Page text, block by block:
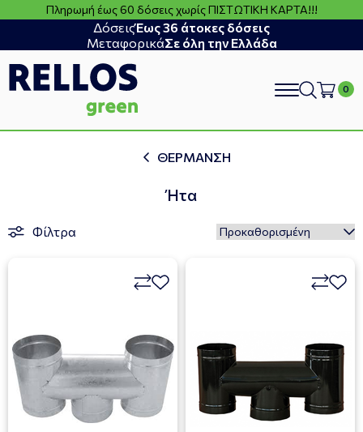
Πληρωμή έως 60 δόσεις χωρίς ΠΙΣΤΩΤΙΚΗ ΚΑΡΤΑ!!!
ΔόσειςΈως 36 άτοκες δόσεις
ΜεταφορικάΣε όλη την Ελλάδα
search
ΘΕΡΜΑΝΣΗ
Ήτα
Φίλτρα